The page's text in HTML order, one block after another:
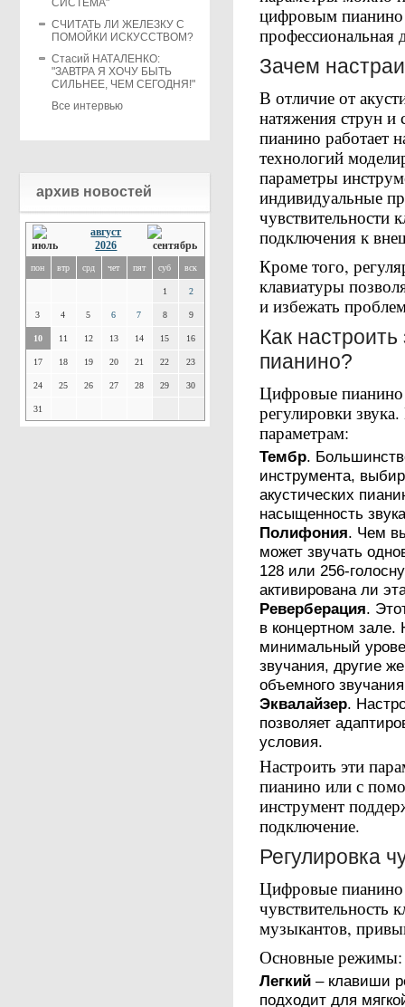
СИСТЕМА"
СЧИТАТЬ ЛИ ЖЕЛЕЗКУ С
ПОМОЙКИ ИСКУССТВОМ?
Стасий НАТАЛЕНКО:
"ЗАВТРА Я ХОЧУ БЫТЬ
СИЛЬНЕЕ, ЧЕМ СЕГОДНЯ!"
Все интервью
архив новостей
август
2026
пон втр срд чет пят суб вск
1 2
3 4 5 6 7 8 9
10 11 12 13 14 15 16
17 18 19 20 21 22 23
24 25 26 27 28 29 30
31
цифровым пианино
профессиональная
Зачем
В отличие от
натяжения струн и
пианино работает
технологий
параметры
индивидуальные
чувствительности
подключения к
Кроме того,
клавиатуры
и избежать
Как
пианино?
Цифровые
регулировки
параметрам:
Тембр.
инструмента,
акустических
насыщенность
Полифония. Чем
может звучать
128 или 256-
активирована ли
Реверберация.
в концертном
минимальный
звучания, другие
объемного
Эквалайзер.
позволяет
условия.
Настроить эти
пианино или с
инструмент
подключение.
Регулировка
Цифровые
чувствительность
музыкантов,
Основные режимы:
Легкий – клавиши
подходит для